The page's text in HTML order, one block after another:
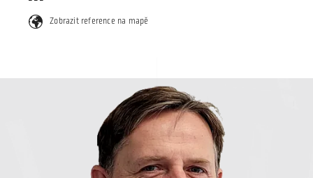
Zobrazit reference na mapě